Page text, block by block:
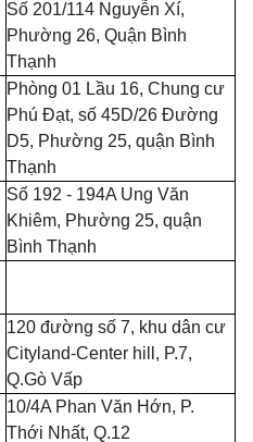
Số 201/114 Nguyễn Xí,
Phường 26, Quận Bình
Thạnh
Phòng 01 Lầu 16, Chung cư
Phú Đạt, số 45D/26 Đường
D5, Phường 25, quận Bình
Thạnh
Số 192 - 194A Ung Văn
Khiêm, Phường 25, quận
Bình Thạnh
120 đường số 7, khu dân cư
Cityland-Center hill, P.7,
Q.Gò Vấp
10/4A Phan Văn Hớn, P.
Thới Nhất, Q.12